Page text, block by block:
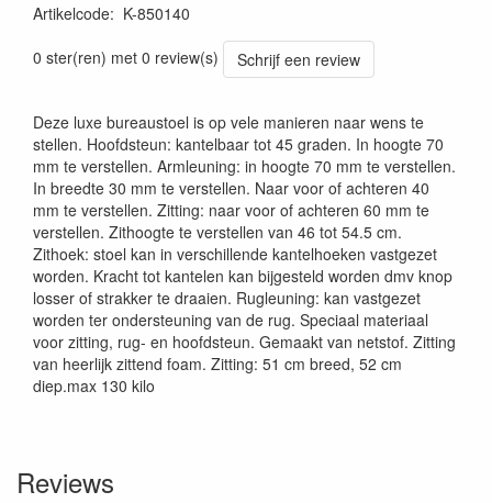
Artikelcode: K-850140
0 ster(ren) met 0 review(s)
Schrijf een review
Deze luxe bureaustoel is op vele manieren naar wens te
stellen. Hoofdsteun: kantelbaar tot 45 graden. In hoogte 70
mm te verstellen. Armleuning: in hoogte 70 mm te verstellen.
In breedte 30 mm te verstellen. Naar voor of achteren 40
mm te verstellen. Zitting: naar voor of achteren 60 mm te
verstellen. Zithoogte te verstellen van 46 tot 54.5 cm.
Zithoek: stoel kan in verschillende kantelhoeken vastgezet
worden. Kracht tot kantelen kan bijgesteld worden dmv knop
losser of strakker te draaien. Rugleuning: kan vastgezet
worden ter ondersteuning van de rug. Speciaal materiaal
voor zitting, rug- en hoofdsteun. Gemaakt van netstof. Zitting
van heerlijk zittend foam. Zitting: 51 cm breed, 52 cm
diep.max 130 kilo
Reviews